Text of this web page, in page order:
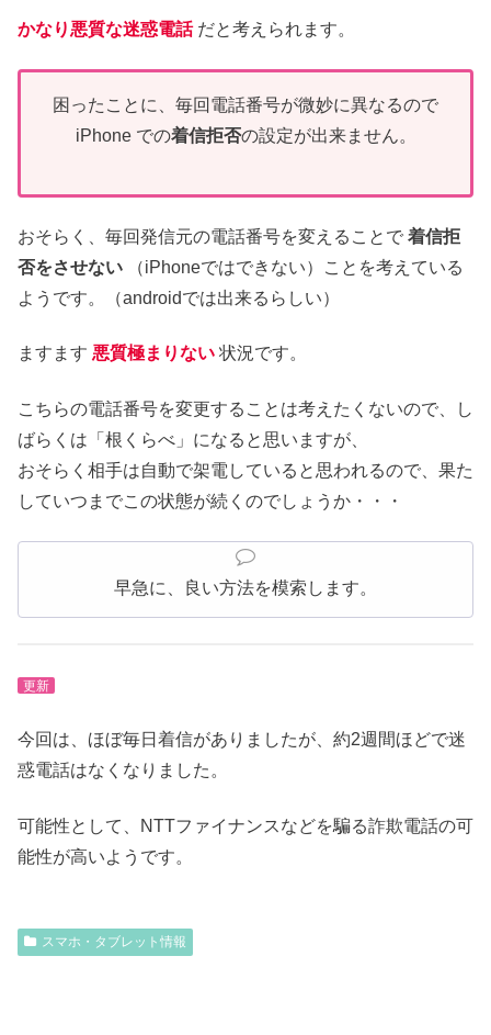
かなり悪質な迷惑電話だと考えられます。
困ったことに、毎回電話番号が微妙に異なるので
iPhone での着信拒否の設定が出来ません。
おそらく、毎回発信元の電話番号を変えることで 着信拒
否をさせない （iPhoneではできない）ことを考えている
ようです。（androidでは出来るらしい）
ますます 悪質極まりない 状況です。
こちらの電話番号を変更することは考えたくないので、し
ばらくは「根くらべ」になると思いますが、
おそらく相手は自動で架電していると思われるので、果た
していつまでこの状態が続くのでしょうか・・・
早急に、良い方法を模索します。
更新
今回は、ほぼ毎日着信がありましたが、約2週間ほどで迷
惑電話はなくなりました。
可能性として、NTTファイナンスなどを騙る詐欺電話の可
能性が高いようです。
スマホ・タブレット情報